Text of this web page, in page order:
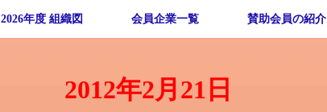
2026年度 組織図 会員企業一覧 賛助会員の紹介
2012年2月21日